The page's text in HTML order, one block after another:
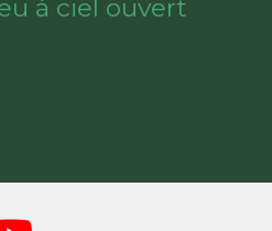
à ciel ouvert